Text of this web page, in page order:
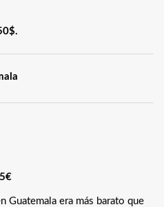
Guatemala era más barato que